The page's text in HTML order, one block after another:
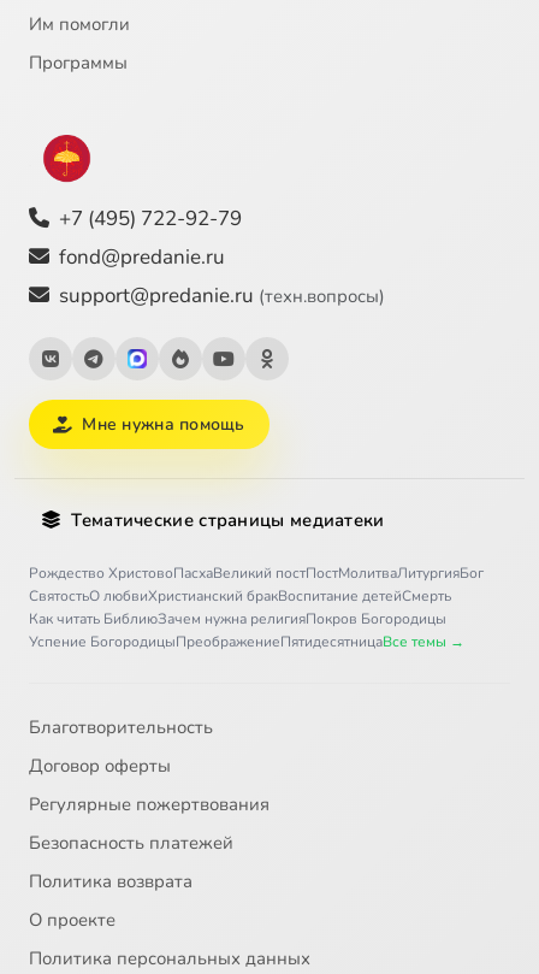
Им помогли
Программы
+7 (495) 722-92-79
fond@predanie.ru
support@predanie.ru (техн.вопросы)
Мне нужна помощь
Тематические страницы медиатеки
Рождество ХристовоПасхаВеликий постПостМолитваЛитургияБог
СвятостьО любвиХристианский бракВоспитание детейСмерть
Как читать БиблиюЗачем нужна религияПокров Богородицы
Успение БогородицыПреображениеПятидесятницаВсе темы →
Благотворительность
Договор оферты
Регулярные пожертвования
Безопасность платежей
Политика возврата
О проекте
Политика персональных данных